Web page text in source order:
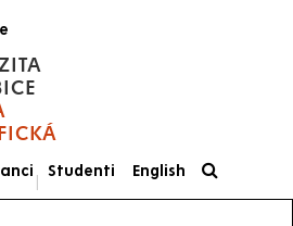
|
Studenti English